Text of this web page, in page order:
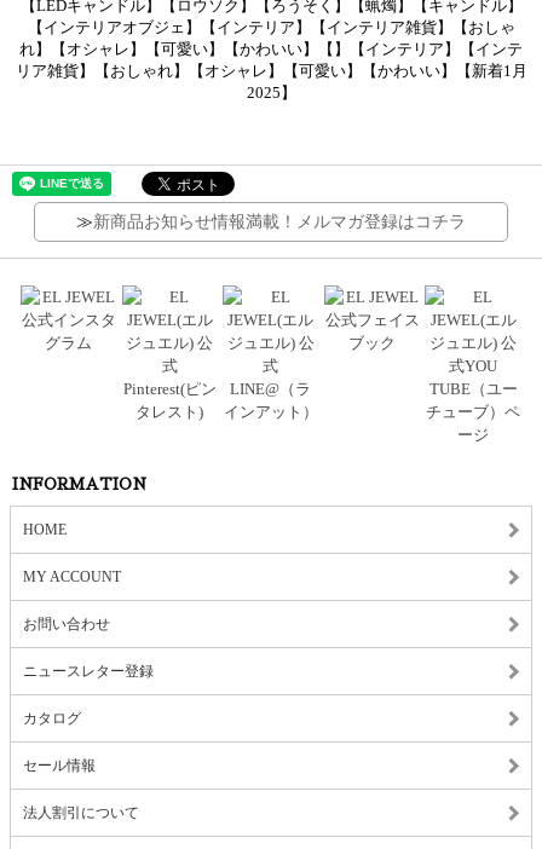
【LEDキャンドル】【ロウソク】【ろうそく】【蝋燭】【キャンドル】
【インテリアオブジェ】【インテリア】【インテリア雑貨】【おしゃ
れ】【オシャレ】【可愛い】【かわいい】【】【インテリア】【インテ
リア雑貨】【おしゃれ】【オシャレ】【可愛い】【かわいい】【新着1月
2025】
≫新商品お知らせ情報満載！メルマガ登録はコチラ
INFORMATION
HOME
MY ACCOUNT
お問い合わせ
ニュースレター登録
カタログ
セール情報
法人割引について